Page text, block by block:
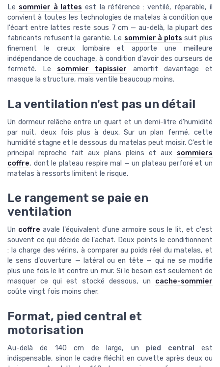
Le sommier à lattes est la référence : ventilé, réparable, il
convient à toutes les technologies de matelas à condition que
l'écart entre lattes reste sous 7 cm — au-delà, la plupart des
fabricants refusent la garantie. Le sommier à plots suit plus
finement le creux lombaire et apporte une meilleure
indépendance de couchage, à condition d'avoir des curseurs de
fermeté. Le sommier tapissier amortit davantage et
masque la structure, mais ventile beaucoup moins.
La ventilation n'est pas un détail
Un dormeur relâche entre un quart et un demi-litre d'humidité
par nuit, deux fois plus à deux. Sur un plan fermé, cette
humidité stagne et le dessous du matelas peut moisir. C'est le
principal reproche fait aux plans pleins et aux sommiers
coffre, dont le plateau respire mal — un plateau perforé et un
matelas à ressorts limitent le risque.
Le rangement se paie en
ventilation
Un coffre avale l'équivalent d'une armoire sous le lit, et c'est
souvent ce qui décide de l'achat. Deux points le conditionnent
: la charge des vérins, à comparer au poids réel du matelas, et
le sens d'ouverture — latéral ou en tête — qui ne se modifie
plus une fois le lit contre un mur. Si le besoin est seulement de
masquer ce qui est stocké dessous, un cache-sommier
coûte vingt fois moins cher.
Format, pied central et
motorisation
Au-delà de 140 cm de large, un pied central
est
indispensable, sinon le cadre fléchit en cuvette après deux ou